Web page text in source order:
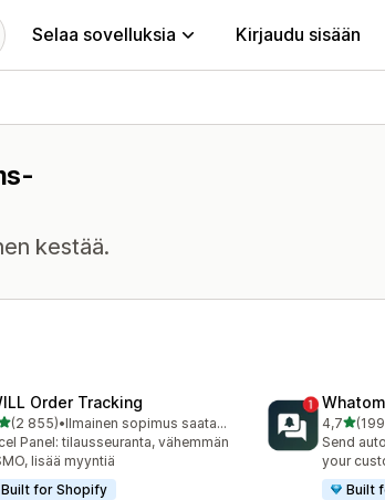
Selaa sovelluksia Kirjaudu sisään
kestää.
Order Tracking
5 tähteä
(2 855)
arvostelua yhteensä
•
Ilmainen sopimus saatavilla
Panel: tilausseuranta, vähemmän
lisää myyntiä
Built for Shopify
4,7/ 5
199
Send
your
Built